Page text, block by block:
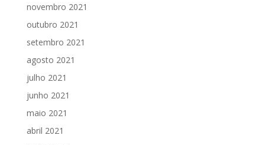
novembro 2021
outubro 2021
setembro 2021
agosto 2021
julho 2021
junho 2021
maio 2021
abril 2021